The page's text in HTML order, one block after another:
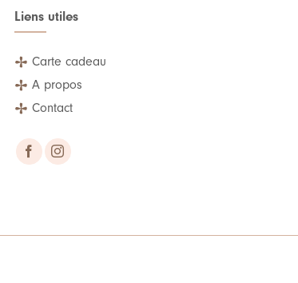
Liens utiles
Carte cadeau
A propos
Contact